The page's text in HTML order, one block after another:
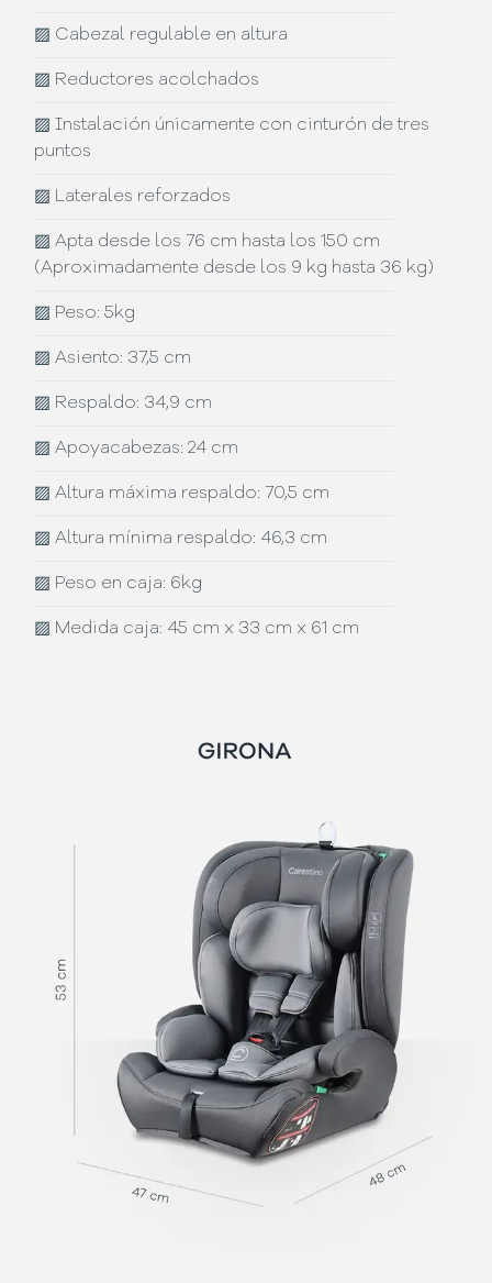
▨ Cabezal regulable en altura
▨ Reductores acolchados
▨Instalación únicamente con cinturón de tres
puntos
▨ Laterales reforzados
▨Apta desde los 76 cm hasta los 150 cm
(Aproximadamente desde los 9 kg hasta 36 kg)
▨ Peso: 5kg
▨Asiento: 37,5 cm
▨ Respaldo: 34,9 cm
▨Apoyacabezas: 24 cm
▨Altura máxima respaldo: 70,5 cm
▨Altura mínima respaldo: 46,3 cm
▨ Peso en caja: 6kg
▨ Medida caja: 45 cm x 33 cm x 61 cm